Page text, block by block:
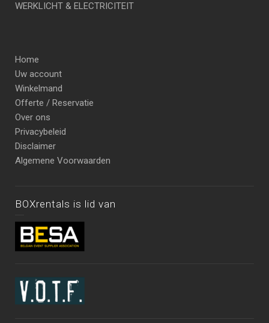
WERKLICHT & ELECTRICITEIT
Home
Uw account
Winkelmand
Offerte / Reservatie
Over ons
Privacybeleid
Disclaimer
Algemene Voorwaarden
BOXrentals is lid van